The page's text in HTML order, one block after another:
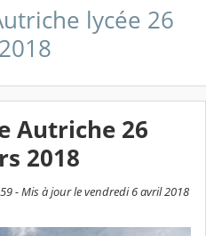
lycée 26
Autriche 26
2018
- Mis à jour le vendredi 6 avril 2018